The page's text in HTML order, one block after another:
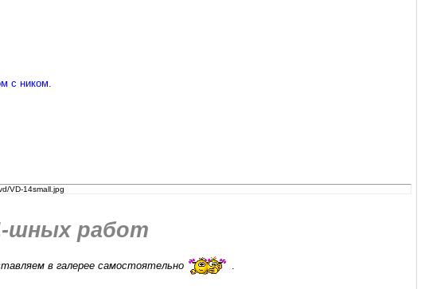
с ником.
VD-14small.jpg
шных работ
в галерее самостоятельно